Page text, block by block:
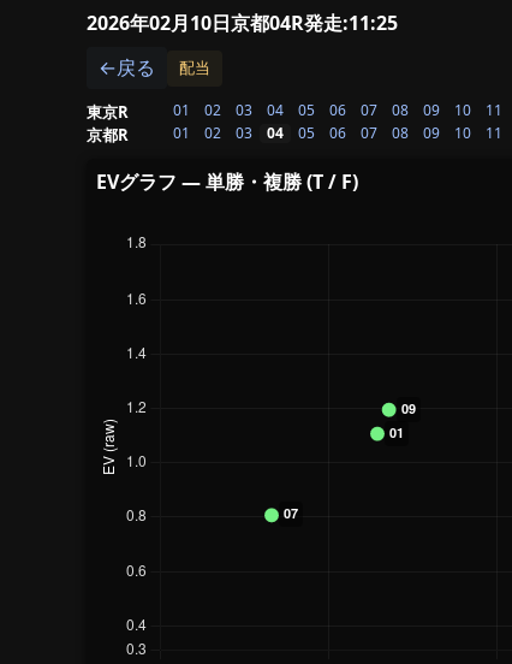
2026年02月10日京都04R発走:11:25
←戻る
配当
東京R 01 02 03 04 05 06 07 08 09 10 11
京都R 01 02 03 04 05 06 07 08 09 10 11
EVグラフ — 単勝・複勝 (T / F)